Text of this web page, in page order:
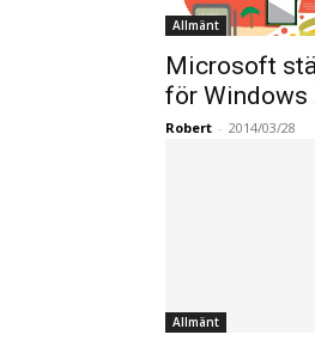
Allmänt
Microsoft
för Windows
Robert - 2014/03/28
Allmänt